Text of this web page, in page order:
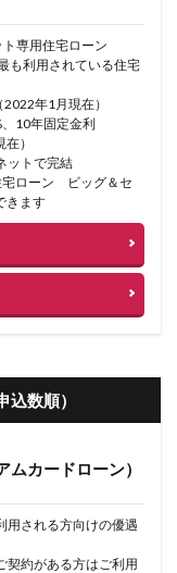
専用住宅ローン
も利用されている住宅
年1月現在）
10年固定金利
）
ットで完結
ローン ビッグ＆セ
きます
数順）
カードローン）
される方向けの優遇
契約がある方はご利用